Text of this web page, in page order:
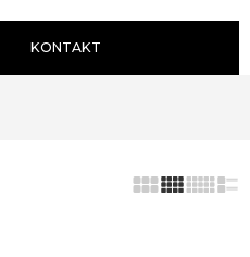
KONTAKT